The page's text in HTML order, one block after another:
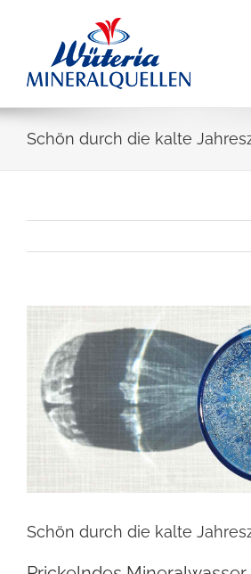
Schön durch die kalte
Schön durch die kalte